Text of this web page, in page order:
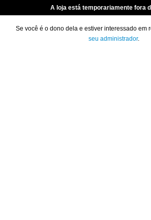
A loja está temporariamente fora
Se você é o dono dela e estiver interessado em
seu administrador.